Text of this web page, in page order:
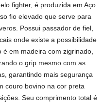
fighter, é produzida em Aço
fio elevado que serve para
Possui passador de fiel,
onde existe a possibilidade
em madeira com zigrinado,
o grip mesmo com as
garantindo mais segurança
couro bovino na cor preta
Seu comprimento total é